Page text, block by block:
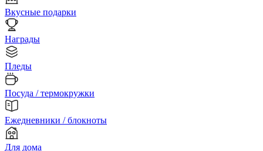
Вкусные подарки
Награды
Пледы
Посуда / термокружки
Ежедневники / блокноты
Для дома